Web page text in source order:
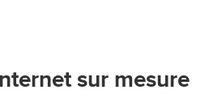
sur mesure